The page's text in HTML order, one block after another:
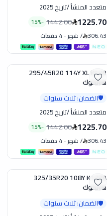
متعدد المنشأ/تاريخ 2025
1225.70
1442.00
-
15%
306.43
/شهر-4 دفعات
تخفيض295/45R20 114Y XL K129
هانكوك
🛡️الضمان: ثلاث سنوات
متعدد المنشأ/تاريخ 2025
1225.70
1442.00
-
15%
306.43
/شهر-4 دفعات
325/35R20 108Y K137A
هانكوك
🛡️الضمان: ثلاث سنوات